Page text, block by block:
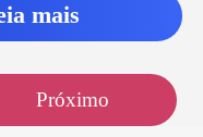
mais
Próximo